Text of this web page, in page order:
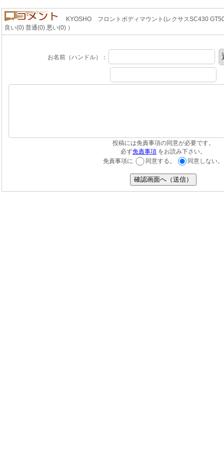
KYOSHO フロントボディマウント(レクサスSC430
良い(0) 普通(0) 悪い(0) ）
お名前（ハンドル）：
投稿には免責事項の同意が必要です。
必ず免責事項 をお読み下さい。
免責事項に
同意する。 同意しない。